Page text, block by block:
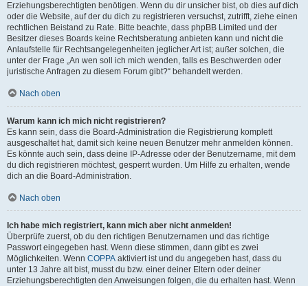
Erziehungsberechtigten benötigen. Wenn du dir unsicher bist, ob dies auf dich
oder die Website, auf der du dich zu registrieren versuchst, zutrifft, ziehe einen
rechtlichen Beistand zu Rate. Bitte beachte, dass phpBB Limited und der
Besitzer dieses Boards keine Rechtsberatung anbieten kann und nicht die
Anlaufstelle für Rechtsangelegenheiten jeglicher Art ist; außer solchen, die
unter der Frage „An wen soll ich mich wenden, falls es Beschwerden oder
juristische Anfragen zu diesem Forum gibt?“ behandelt werden.
Nach oben
Warum kann ich mich nicht registrieren?
Es kann sein, dass die Board-Administration die Registrierung komplett
ausgeschaltet hat, damit sich keine neuen Benutzer mehr anmelden können.
Es könnte auch sein, dass deine IP-Adresse oder der Benutzername, mit dem
du dich registrieren möchtest, gesperrt wurden. Um Hilfe zu erhalten, wende
dich an die Board-Administration.
Nach oben
Ich habe mich registriert, kann mich aber nicht anmelden!
Überprüfe zuerst, ob du den richtigen Benutzernamen und das richtige
Passwort eingegeben hast. Wenn diese stimmen, dann gibt es zwei
Möglichkeiten. Wenn COPPA aktiviert ist und du angegeben hast, dass du
unter 13 Jahre alt bist, musst du bzw. einer deiner Eltern oder deiner
Erziehungsberechtigten den Anweisungen folgen, die du erhalten hast. Wenn